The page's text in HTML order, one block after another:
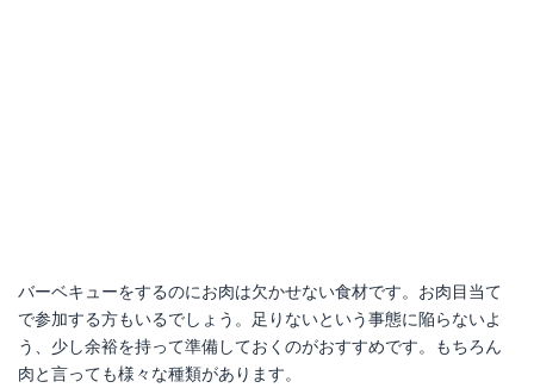
バーベキューをするのにお肉は欠かせない食材です。お肉目当て
で参加する方もいるでしょう。足りないという事態に陥らないよ
う、少し余裕を持って準備しておくのがおすすめです。もちろん
肉と言っても様々な種類があります。